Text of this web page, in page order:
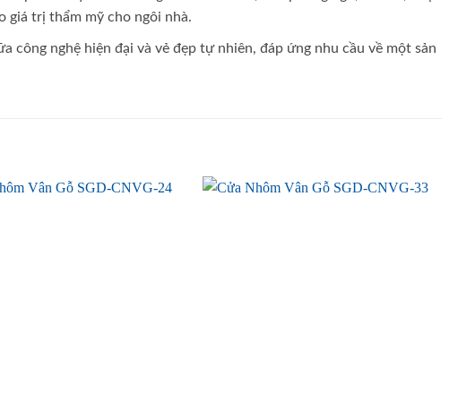
giá trị thẩm mỹ cho ngôi nhà.
công nghệ hiện đại và vẻ đẹp tự nhiên, đáp ứng nhu cầu về một sản